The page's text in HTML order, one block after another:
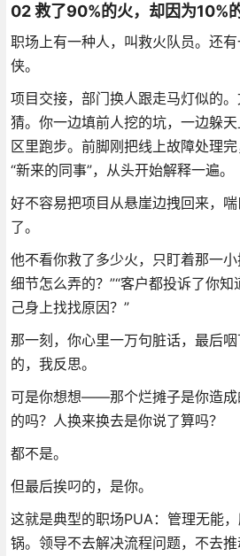
02 救了90%的火，却因为10%
职场上有一种人，叫救火队员。还
侠。
项目交接，部门换人跟走马灯似的
猜。你一边填前人挖的坑，一边躲
区里跑步。前脚刚把线上故障处理
“新来的同事”，从头开始解释一遍。
好不容易把项目从悬崖边拽回来，
了。
他不看你救了多少火，只盯着那一
细节怎么弄的？”“客户都投诉了你知
己身上找找原因？”
那一刻，你心里一万句脏话，最后
的，我反思。
可是你想想——那个烂摊子是你造成
的吗？人换来换去是你说了算吗？
都不是。
但最后挨叼的，是你。
这就是典型的职场PUA：管理无能
锅。领导不去解决流程问题，不去